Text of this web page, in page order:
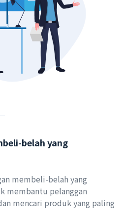
belah yang
membeli-belah yang
membantu pelanggan
mencari produk yang paling